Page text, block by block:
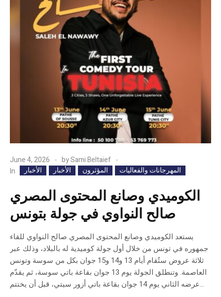
June 4, 2026 bySami Beltaief
In
الأخبار الأخبار المؤثرون المهرجانات والفعاليات
الكوميدي وصانع المحتوى المصري
صالح النواوي في جولة بتونس
يستعد الكوميدي وصانع المحتوى المصري صالح النواوي للقاء
جمهوره في تونس من خلال أول جولة كوميدية له بالبلاد، وذلك عبر
ثلاثة عروض ستُقام أيام 13 و14 و15 جوان بكل من سوسة وتونس
العاصمة. وتنطلق الجولة يوم 13 جوان بقاعة باتي سوسة، ثم يقدّم
عرضه الثاني يوم 14 جوان بقاعة باتي أزور سيتي، قبل أن يختتم...